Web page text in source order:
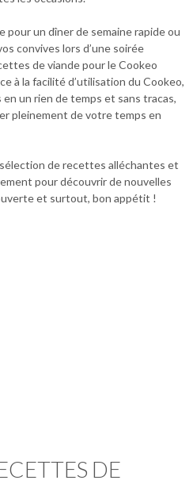
un dîner de semaine rapide ou
convives lors d’une soirée
de viande pour le Cookeo
à la facilité d’utilisation du Cookeo,
un rien de temps et sans tracas,
pleinement de votre temps en
de recettes alléchantes et
pour découvrir de nouvelles
et surtout, bon appétit !
DE